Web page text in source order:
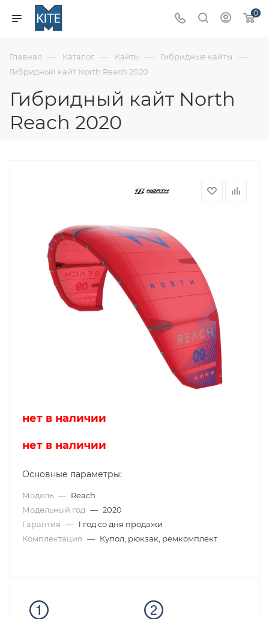
0
Главная — Каталог — Кайты — Гибридные кайты —
Гибридный кайт North Reach 2020
Гибридный кайт North
Reach 2020
нет в наличии
нет в наличии
Основные параметры:
Модель — Reach
Модельный год — 2020
Гарантия — 1 год со дня продажи
Комплектация — Купол, рюкзак, ремкомплект